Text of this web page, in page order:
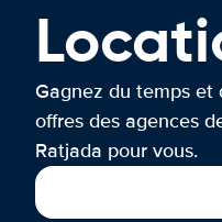
Gagnez du temps et
offres des agences
Ratjada pour vous.